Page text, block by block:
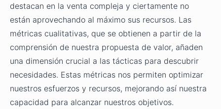
destacan en la venta compleja y ciertamente no
están aprovechando al máximo sus recursos. Las
métricas cualitativas, que se obtienen a partir de la
comprensión de nuestra propuesta de valor, añaden
una dimensión crucial a las tácticas para descubrir
necesidades. Estas métricas nos permiten optimizar
nuestros esfuerzos y recursos, mejorando así nuestra
capacidad para alcanzar nuestros objetivos.